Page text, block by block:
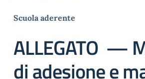
Scuola aderente
ALLEGATO —
di adesione e